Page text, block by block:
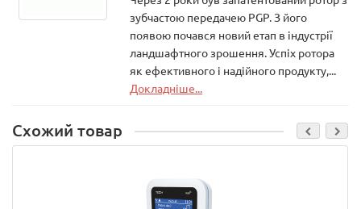
зубчастою передачею PGP. З його
появою почався новий етап в індустрії
ландшафтного зрошення. Успіх ротора
як ефективного і надійного продукту,...
Докладніше...
Схожий товар